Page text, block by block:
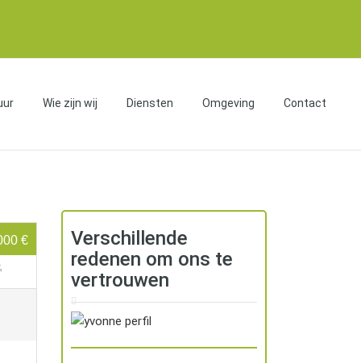
Wie zijn wij Diensten Omgeving Contact
€
Verschillende
redenen om ons te
vertrouwen